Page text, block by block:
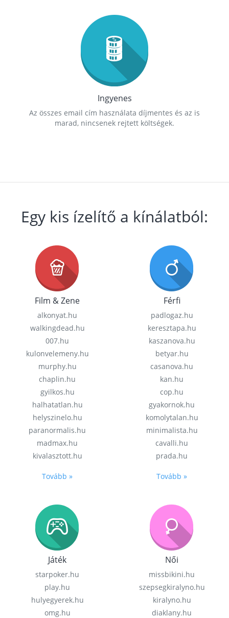
Ingyenes
Az összes email cím használata díjmentes és az is
marad, nincsenek rejtett költségek.
Egy kis ízelítő a kínálatból:
Film & Zene
alkonyat.hu
walkingdead.hu
007.hu
kulonvelemeny.hu
murphy.hu
chaplin.hu
gyilkos.hu
halhatatlan.hu
helyszinelo.hu
paranormalis.hu
madmax.hu
kivalasztott.hu
Tovább »
Férfi
padlogaz.hu
keresztapa.hu
kaszanova.hu
betyar.hu
casanova.hu
kan.hu
cop.hu
gyakornok.hu
komolytalan.hu
minimalista.hu
cavalli.hu
prada.hu
Tovább »
Játék
starpoker.hu
play.hu
hulyegyerek.hu
omg.hu
Női
missbikini.hu
szepsegkiralyno.hu
kiralyno.hu
diaklany.hu